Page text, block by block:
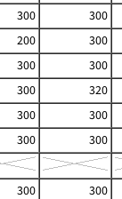
300 300
200 300
300 300
300 320
300 300
300 300
300 300